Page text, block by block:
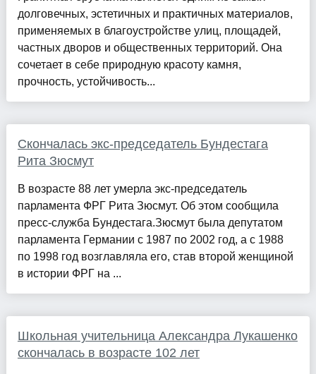
долговечных, эстетичных и практичных материалов,
применяемых в благоустройстве улиц, площадей,
частных дворов и общественных территорий. Она
сочетает в себе природную красоту камня,
прочность, устойчивость...
Скончалась экс-председатель Бундестага
Рита Зюсмут
В возрасте 88 лет умерла экс-председатель
парламента ФРГ Рита Зюсмут. Об этом сообщила
пресс-служба Бундестага.Зюсмут была депутатом
парламента Германии с 1987 по 2002 год, а с 1988
по 1998 год возглавляла его, став второй женщиной
в истории ФРГ на ...
Школьная учительница Александра Лукашенко
скончалась в возрасте 102 лет